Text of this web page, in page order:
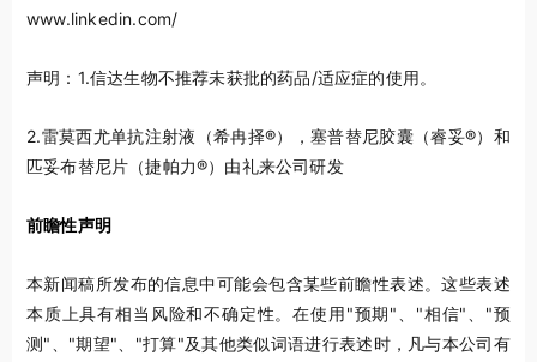
www.linkedin.com/
声明：1.信达生物不推荐未获批的药品/适应症的使用。
2.雷莫西尤单抗注射液（希冉择®），塞普替尼胶囊（睿妥®）和
匹妥布替尼片（捷帕力®）由礼来公司研发
前瞻性声明
本新闻稿所发布的信息中可能会包含某些前瞻性表述。这些表述
本质上具有相当风险和不确定性。在使用"预期"、"相信"、"预
测"、"期望"、"打算"及其他类似词语进行表述时，凡与本公司有